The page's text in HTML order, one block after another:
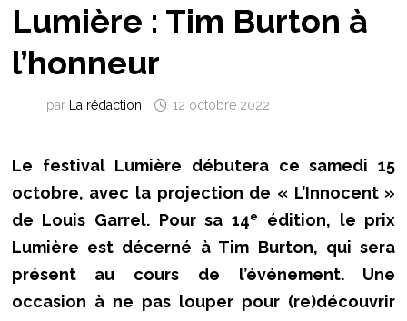
Lumière : Tim Burton à
l’honneur
par La rédaction 12 octobre 2022
Le festival Lumière débutera ce samedi 15
octobre, avec la projection de « L’Innocent »
de Louis Garrel. Pour sa 14e
édition, le prix
Lumière est décerné à Tim Burton, qui sera
présent au cours de l’événement. Une
occasion à ne pas louper pour (re)découvrir